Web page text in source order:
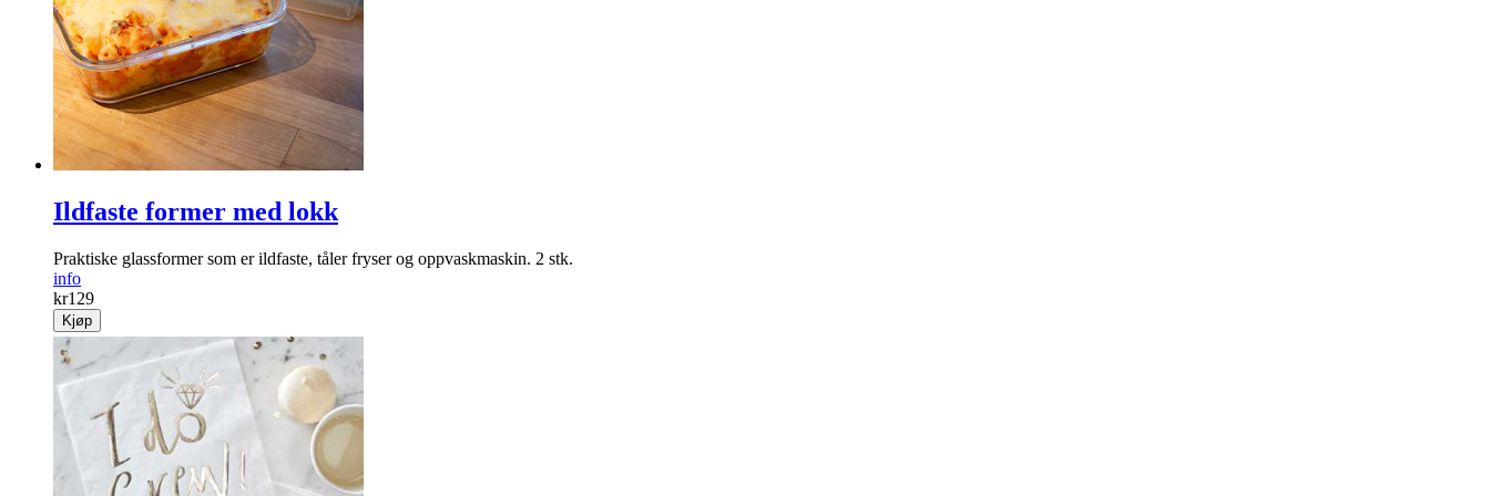
Ildfaste former med lokk
Praktiske glass­former som er ildfaste, tåler fryser og oppvask­maskin. 2 stk.
info
kr129
Kjøp